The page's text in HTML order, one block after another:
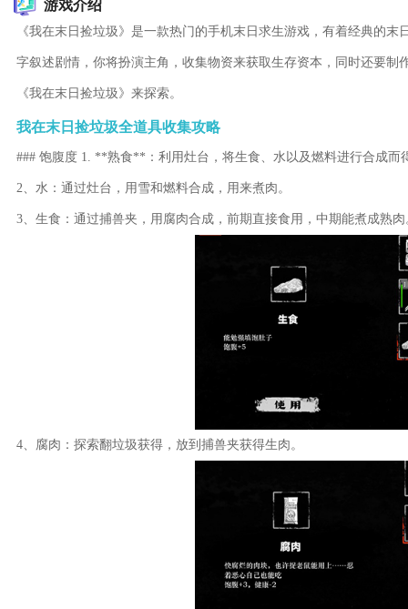
游戏介绍
《我在末日捡垃圾》是一款热门的手机末日求生游戏，有着经典的
字叙述剧情，你将扮演主角，收集物资来获取生存资本，同时还要
《我在末日捡垃圾》来探索。
我在末日捡垃圾全道具收集攻略
### 饱腹度 1. **熟食**：利用灶台，将生食、水以及燃料进行合成而
2、水：通过灶台，用雪和燃料合成，用来煮肉。
3、生食：通过捕兽夹，用腐肉合成，前期直接食用，中期能煮成熟肉
4、腐肉：探索翻垃圾获得，放到捕兽夹获得生肉。